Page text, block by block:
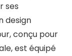
ses
design
conçu pour
est équipé